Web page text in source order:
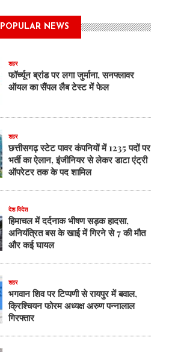
POPULAR NEWS
शहर
फॉर्च्यून ब्रांड पर लगा जुर्माना, सनफ्लावर
ऑयल का सैंपल लैब टेस्ट में फेल
शहर
छत्तीसगढ़ स्टेट पावर कंपनियों में 1235 पदों पर
भर्ती का ऐलान, इंजीनियर से लेकर डाटा एंट्री
ऑपरेटर तक के पद शामिल
देश-विदेश
हिमाचल में दर्दनाक भीषण सड़क हादसा,
अनियंत्रित बस के खाई में गिरने से 7 की मौत
और कई घायल
शहर
भगवान शिव पर टिप्पणी से रायपुर में बवाल,
क्रिश्चियन फोरम अध्यक्ष अरुण पन्नालाल
गिरफ्तार